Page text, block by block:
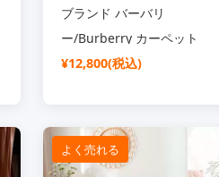
ブランド バーバリ
ー/Burberry カーペット
¥12,800(税込)
よく売れる